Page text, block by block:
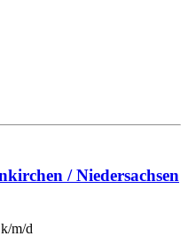
/ Niedersachsen
m/d